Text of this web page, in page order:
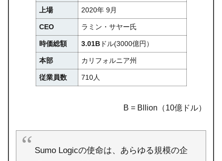
上場 2020年 9月
CEO ラミン・サヤー氏
時価総額 3.01B ドル(3000億円）
本部 カリフォルニア州
従業員数 710人
B = Bllion（10億ドル）
Sumo Logicの使命は、あらゆる規模の企